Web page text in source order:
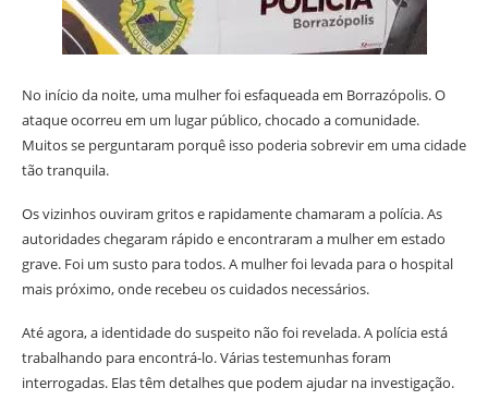
No início da noite, uma mulher foi esfaqueada em Borrazópolis. O
ataque ocorreu em um lugar público, chocado a comunidade.
Muitos se perguntaram porquê isso poderia sobrevir em uma cidade
tão tranquila.
Os vizinhos ouviram gritos e rapidamente chamaram a polícia. As
autoridades chegaram rápido e encontraram a mulher em estado
grave. Foi um susto para todos. A mulher foi levada para o hospital
mais próximo, onde recebeu os cuidados necessários.
Até agora, a identidade do suspeito não foi revelada. A polícia está
trabalhando para encontrá-lo. Várias testemunhas foram
interrogadas. Elas têm detalhes que podem ajudar na investigação.